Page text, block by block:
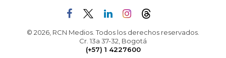
© 2026, RCN Medios. Todos los derechos reservados.
Cr. 13a 37-32, Bogotá
(+57) 1 4227600